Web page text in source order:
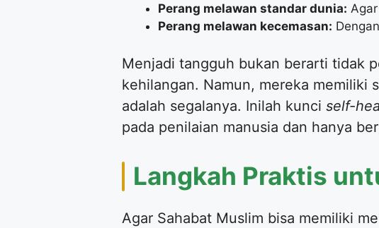
Perang melawan standar dunia:
Perang melawan kecemasan:
​Menjadi tangguh bukan berarti tidak
kehilangan. Namun, mereka memiliki
adalah segalanya. Inilah kunci self-
pada penilaian manusia dan hanya
​Langkah Praktis
​Agar Sahabat Muslim bisa memiliki